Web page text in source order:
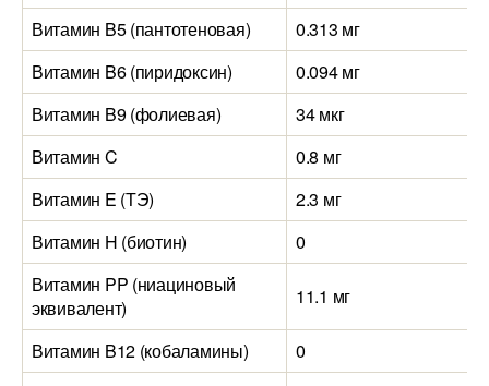
Витамин B5 (пантотеновая)
0.313 мг
Витамин B6 (пиридоксин)
0.094 мг
Витамин B9 (фолиевая)
34 мкг
Витамин C
0.8 мг
Витамин E (ТЭ)
2.3 мг
Витамин H (биотин)
0
Витамин PP (ниациновый
эквивалент)
11.1 мг
Витамин B12 (кобаламины)
0